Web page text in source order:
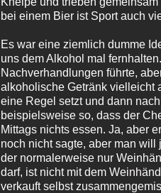
bei einem Bier ist Sport auch
Es war eine ziemlich dumme
uns dem Alkohol mal
Nachverhandlungen führte,
alkoholische Getränk vielleicht
eine Regel setzt und dann
beispielsweise so, dass der
Mittags nichts essen. Ja, aber
noch nicht sagte, aber man
der normalerweise nur
darf, ist nicht mit dem
verkauft selbst